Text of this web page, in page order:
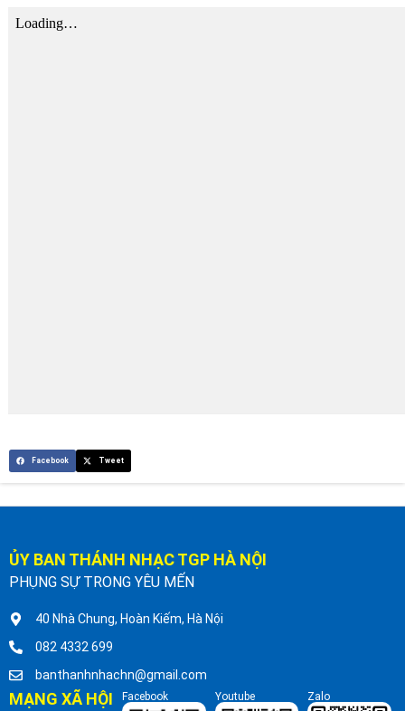
Facebook Tweet
ỦY BAN THÁNH NHẠC TGP HÀ NỘI
PHỤNG SỰ TRONG YÊU MẾN
40 Nhà Chung, Hoàn Kiếm, Hà Nội
082 4332 699
banthanhnhachn@gmail.com
MẠNG XÃ HỘI Facebook Youtube Zalo